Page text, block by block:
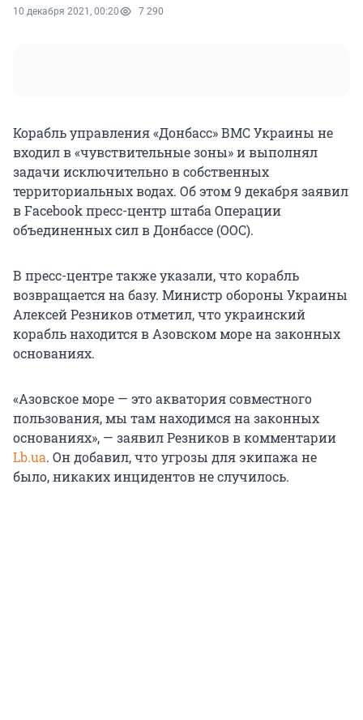
10 декабря 2021, 00:20 7 290
Корабль управления «Донбасс» ВМС Украины не
входил в «чувствительные зоны» и выполнял
задачи исключительно в собственных
территориальных водах. Об этом 9 декабря заявил
в Facebook пресс-центр штаба Операции
объединенных сил в Донбассе (ООС).
В пресс-центре также указали, что корабль
возвращается на базу. Министр обороны Украины
Алексей Резников отметил, что украинский
корабль находится в Азовском море на законных
основаниях.
«Азовское море — это акватория совместного
пользования, мы там находимся на законных
основаниях», — заявил Резников в комментарии
Lb.ua. Он добавил, что угрозы для экипажа не
было, никаких инцидентов не случилось.